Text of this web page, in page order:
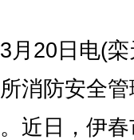
20日电(栾
消防安全
近日，伊